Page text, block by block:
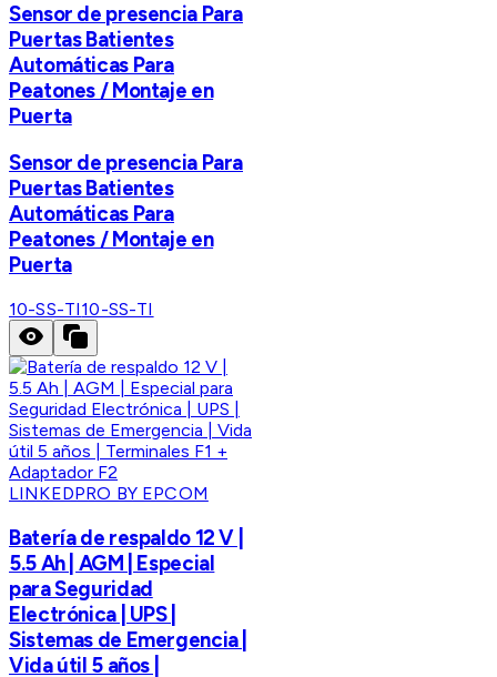
Sensor de presencia Para
Puertas Batientes
Automáticas Para
Peatones / Montaje en
Puerta
Sensor de presencia Para
Puertas Batientes
Automáticas Para
Peatones / Montaje en
Puerta
10-SS-TI10-SS-TI
LINKEDPRO BY EPCOM
Batería de respaldo 12 V |
5.5 Ah | AGM | Especial
para Seguridad
Electrónica | UPS |
Sistemas de Emergencia |
Vida útil 5 años |